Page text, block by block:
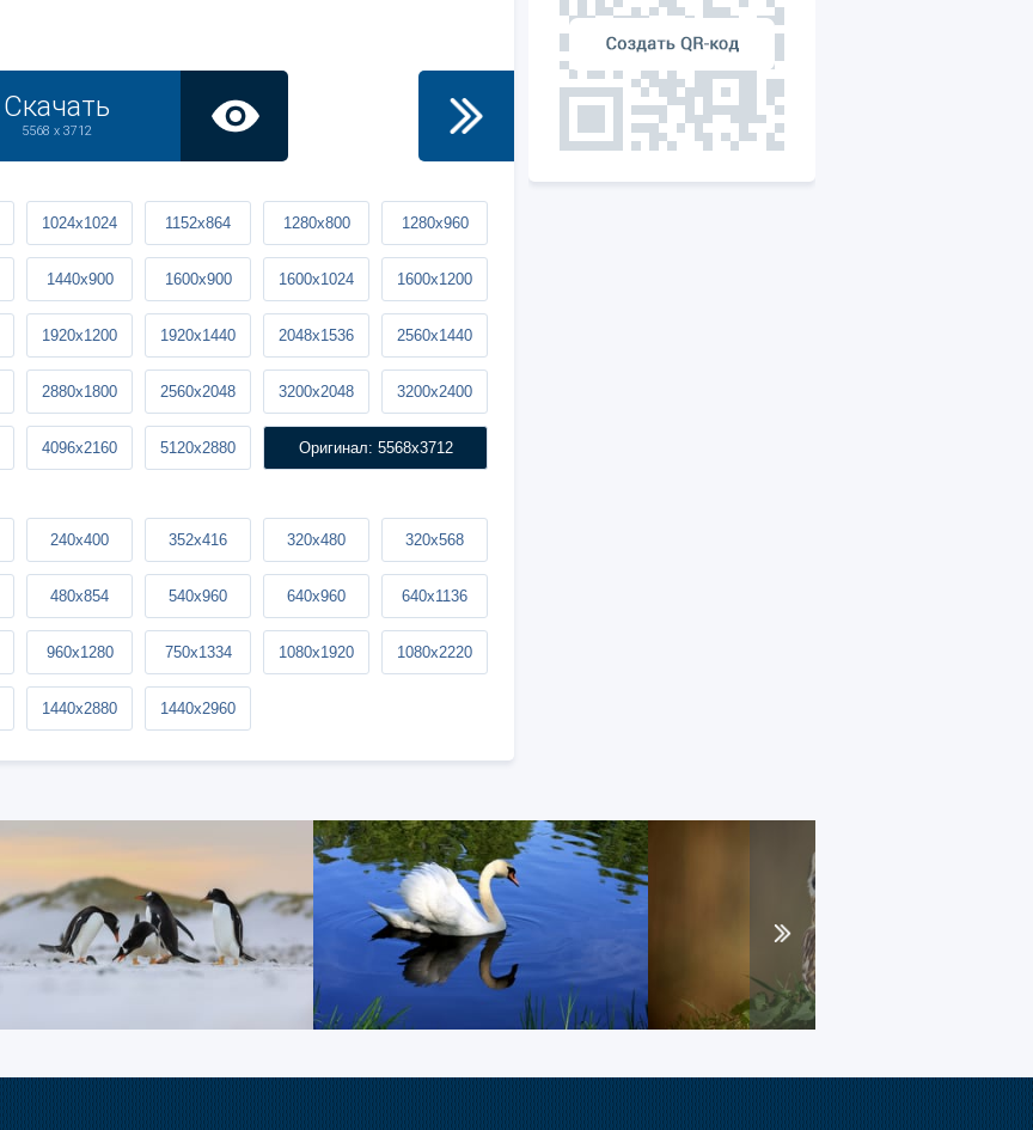
Скачать
5568 x 3712
1024x1024 1152x864 1280x800 1280x960
1440x900 1600x900 1600x1024 1600x1200
1920x1200 1920x1440 2048x1536 2560x1440
2880x1800 2560x2048 3200x2048 3200x2400
4096x2160 5120x2880 Оригинал: 5568x3712
240x400 352x416 320x480 320x568
480x854 540x960 640x960 640x1136
960x1280 750x1334 1080x1920 1080x2220
1440x2880 1440x2960